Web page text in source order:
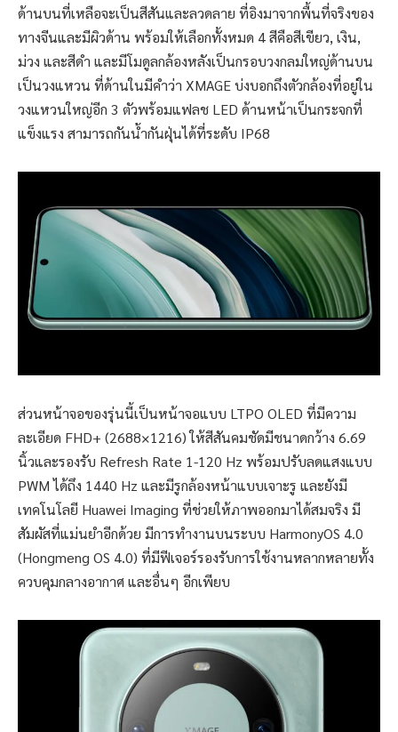
ด้านบนที่เหลือจะเป็นสีสันและลวดลาย ที่อิงมาจากพื้นที่จริงของ
ทางจีนและมีผิวด้าน พร้อมให้เลือกทั้งหมด 4 สีคือสีเขียว, เงิน,
ม่วง และสีดำ และมีโมดูลกล้องหลังเป็นกรอบวงกลมใหญ่ด้านบน
เป็นวงแหวน ที่ด้านในมีคำว่า XMAGE บ่งบอกถึงตัวกล้องที่อยู่ใน
วงแหวนใหญ่อีก 3 ตัวพร้อมแฟลช LED ด้านหน้าเป็นกระจกที่
แข็งแรง สามารถกันน้ำกันฝุ่นได้ที่ระดับ IP68
ส่วนหน้าจอของรุ่นนี้เป็นหน้าจอแบบ LTPO OLED ที่มีความ
ละเอียด FHD+ (2688×1216) ให้สีสันคมชัดมีชนาดกว้าง 6.69
นิ้วและรองรับ Refresh Rate 1-120 Hz พร้อมปรับลดแสงแบบ
PWM ได้ถึง 1440 Hz และมีรูกล้องหน้าแบบเจาะรู และยังมี
เทคโนโลยี Huawei Imaging ที่ช่วยให้ภาพออกมาได้สมจริง มี
สัมผัสที่แม่นยำอีกด้วย มีการทำงานบนระบบ HarmonyOS 4.0
(Hongmeng OS 4.0) ที่มีฟีเจอร์รองรับการใช้งานหลากหลายทั้ง
ควบคุมกลางอากาศ และอื่นๆ อีกเพียบ